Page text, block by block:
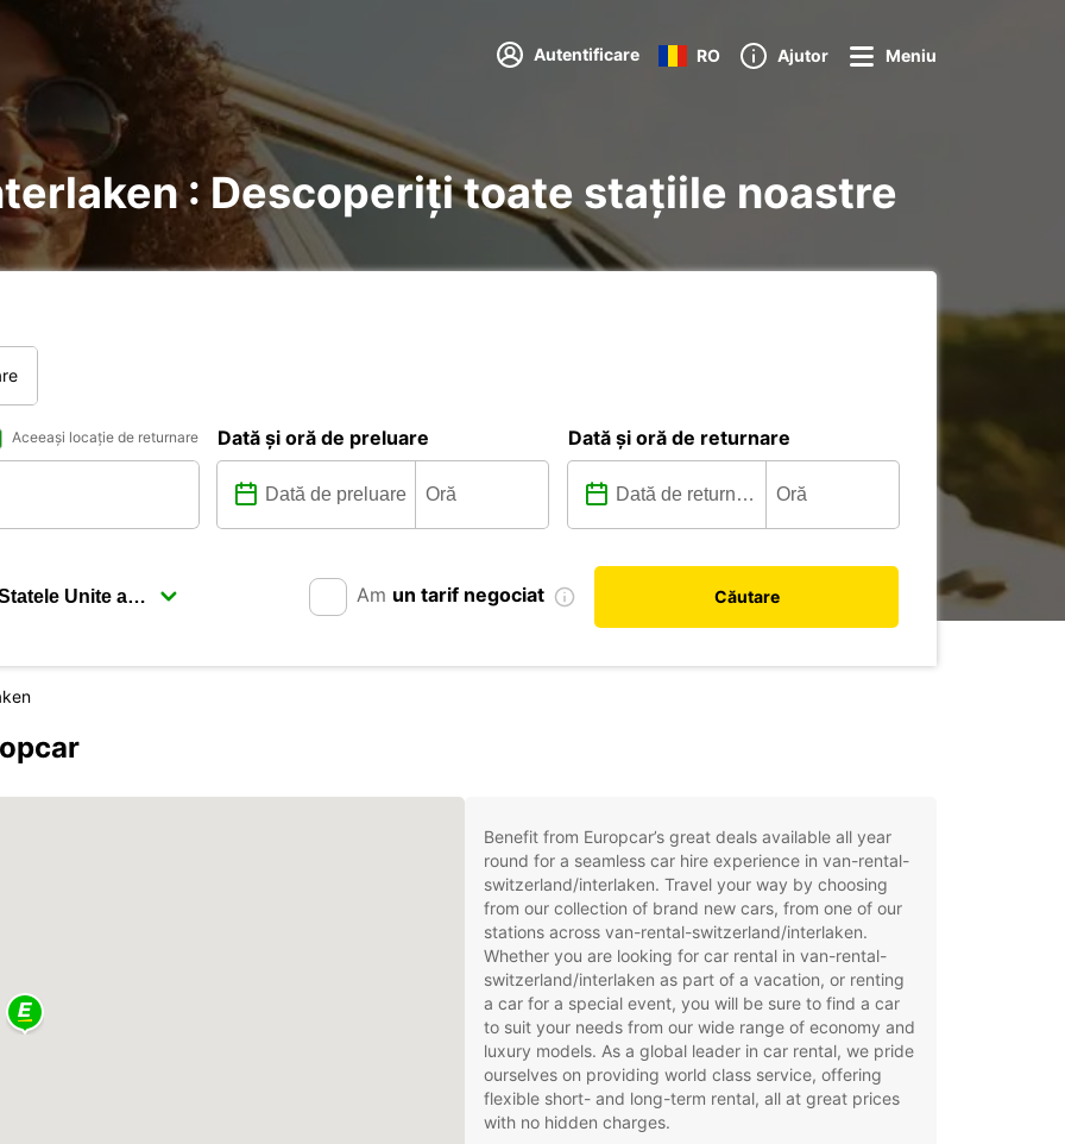
Autentificare RO Ajutor Meniu
: Descoperiți toate stațiile noastre
Aceeași locație de returnare Dată și oră de preluare Dată și oră de returnare
Am un tarif negociat Căutare
Benefit from Europcar’s great deals available all year
round for a seamless car hire experience in van-rental-
switzerland/interlaken. Travel your way by choosing
from our collection of brand new cars, from one of our
stations across van-rental-switzerland/interlaken.
Whether you are looking for car rental in van-rental-
switzerland/interlaken as part of a vacation, or renting
a car for a special event, you will be sure to find a car
to suit your needs from our wide range of economy and
luxury models. As a global leader in car rental, we pride
ourselves on providing world class service, offering
flexible short- and long-term rental, all at great prices
with no hidden charges.